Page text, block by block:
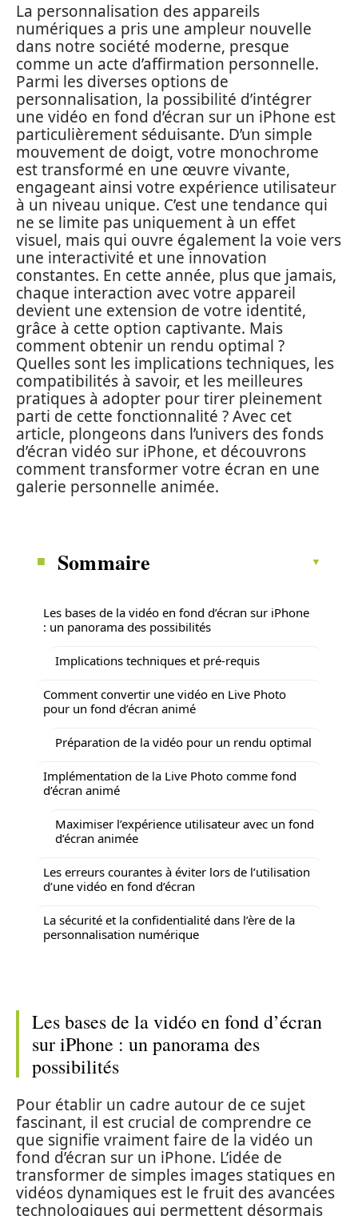
La personnalisation des appareils
numériques a pris une ampleur nouvelle
dans notre société moderne, presque
comme un acte d’affirmation personnelle.
Parmi les diverses options de
personnalisation, la possibilité d’intégrer
une vidéo en fond d’écran sur un iPhone est
particulièrement séduisante. D’un simple
mouvement de doigt, votre monochrome
est transformé en une œuvre vivante,
engageant ainsi votre expérience utilisateur
à un niveau unique. C’est une tendance qui
ne se limite pas uniquement à un effet
visuel, mais qui ouvre également la voie vers
une interactivité et une innovation
constantes. En cette année, plus que jamais,
chaque interaction avec votre appareil
devient une extension de votre identité,
grâce à cette option captivante. Mais
comment obtenir un rendu optimal ?
Quelles sont les implications techniques, les
compatibilités à savoir, et les meilleures
pratiques à adopter pour tirer pleinement
parti de cette fonctionnalité ? Avec cet
article, plongeons dans l’univers des fonds
d’écran vidéo sur iPhone, et découvrons
comment transformer votre écran en une
galerie personnelle animée.
Sommaire
Les bases de la vidéo en fond d’écran sur iPhone
: un panorama des possibilités
Implications techniques et pré-requis
Comment convertir une vidéo en Live Photo
pour un fond d’écran animé
Préparation de la vidéo pour un rendu optimal
Implémentation de la Live Photo comme fond
d’écran animé
Maximiser l’expérience utilisateur avec un fond
d’écran animée
Les erreurs courantes à éviter lors de l’utilisation
d’une vidéo en fond d’écran
La sécurité et la confidentialité dans l’ère de la
personnalisation numérique
Les bases de la vidéo en fond d’écran
sur iPhone : un panorama des
possibilités
Pour établir un cadre autour de ce sujet
fascinant, il est crucial de comprendre ce
que signifie vraiment faire de la vidéo un
fond d’écran sur un iPhone. L’idée de
transformer de simples images statiques en
vidéos dynamiques est le fruit des avancées
technologiques qui permettent désormais